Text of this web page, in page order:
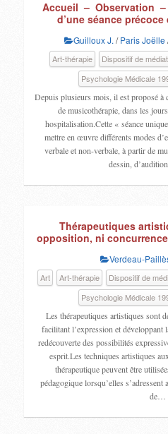
Accueil – Observation
d’une séance
Guilloux J. /Paris Joëlle
Art-thérapie Dispositif de
Psychologie Médicale
Depuis plusieurs mois, il est proposé à
de musicothérapie, dans les
hospitalisation.Cette « séance
mettre en œuvre différents modes
verbale et non-verbale, à partir de
dessin,
Thérapeutiques
opposition, ni
Verdeau-
Art Art-thérapie Dispositif de
Psychologie Médicale
Les thérapeutiques artistiques sont
facilitant l’expression et développant
redécouverte des possibilités
esprit.Les techniques artistiques
thérapeutique peuvent être
pédagogique lorsqu’elles s’adressent
de…